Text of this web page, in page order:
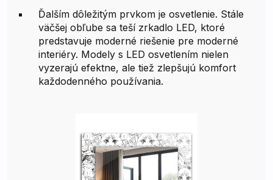
Ďalším dôležitým prvkom je osvetlenie. Stále
väčšej obľube sa teší zrkadlo LED, ktoré
predstavuje moderné riešenie pre moderné
interiéry. Modely s LED osvetlením nielen
vyzerajú efektne, ale tiež zlepšujú komfort
každodenného používania.